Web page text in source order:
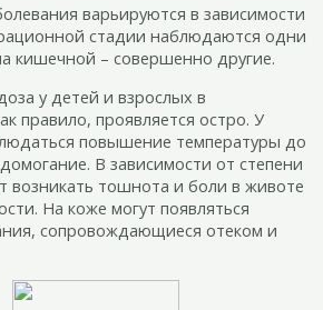
варьируются в зависимости
стадии наблюдаются одни
кишечной – совершенно другие.
у детей и взрослых в
правило, проявляется остро. У
повышение температуры до
В зависимости от степени
возникать тошнота и боли в животе
На коже могут появляться
сопровождающиеся отеком и